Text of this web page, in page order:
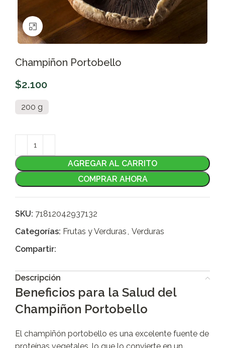
Clic para ampliar
Champiñon Portobello
$2.100
200 g
AGREGAR AL CARRITO
COMPRAR AHORA
SKU: 71812042937132
Categorías: Frutas y Verduras, Verduras
Compartir:
Descripción
Beneficios para la Salud del
Champiñon Portobello
El champiñón portobello es una excelente fuente de